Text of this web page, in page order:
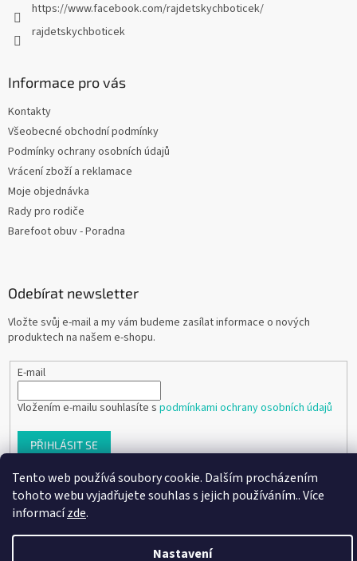
Tento web používá soubory cookie. Dalším procházením
tohoto webu vyjadřujete souhlas s jejich používáním.. Více
informacízde.
Nastavení
https://www.facebook.com/rajdetskychboticek/
rajdetskychboticek
Informace pro vás
Kontakty
Všeobecné obchodní podmínky
Podmínky ochrany osobních údajů
Vrácení zboží a reklamace
Moje objednávka
Rady pro rodiče
Barefoot obuv - Poradna
Odebírat newsletter
Vložte svůj e-mail a my vám budeme zasílat informace o nových
produktech na našem e-shopu.
E-mail
Vložením e-mailu souhlasíte s podmínkami ochrany osobních údajů
PŘIHLÁSIT SE